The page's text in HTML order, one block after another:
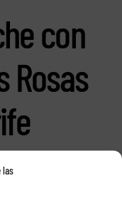
las
con
Rosas